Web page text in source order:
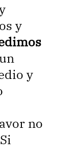
y
y
no